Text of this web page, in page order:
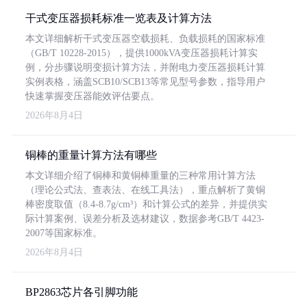
干式变压器损耗标准一览表及计算方法
本文详细解析干式变压器空载损耗、负载损耗的国家标准
（GB/T 10228-2015），提供1000kVA变压器损耗计算实
例，分步骤说明变损计算方法，并附电力变压器损耗计算
实例表格，涵盖SCB10/SCB13等常见型号参数，指导用户
快速掌握变压器能效评估要点。
2026年8月4日
铜棒的重量计算方法有哪些
本文详细介绍了铜棒和黄铜棒重量的三种常用计算方法
（理论公式法、查表法、在线工具法），重点解析了黄铜
棒密度取值（8.4-8.7g/cm³）和计算公式的差异，并提供实
际计算案例、误差分析及选材建议，数据参考GB/T 4423-
2007等国家标准。
2026年8月4日
BP2863芯片各引脚功能